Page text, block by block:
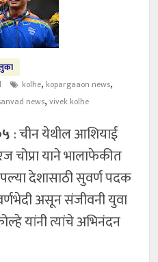
kolhe, kopargaaon news,
news,vivek kolhe
: चीन येथील आशियाई
चोप्रा याने भालाफेकीत
देशासाठी सुवर्ण पदक
असून संजीवनी युवा
यांनी त्यांचे अभिनंदन